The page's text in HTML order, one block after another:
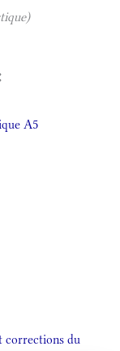
A5
corrections du